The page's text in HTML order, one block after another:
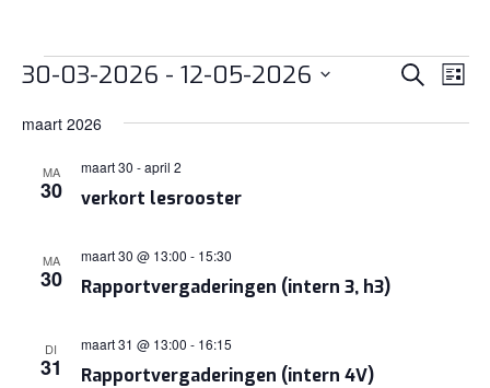
EVENEMENTEN Zoeken
Lijst
30-03-2026 - 12-05-2026
een
datum.
maart 2026
MA
30 verkort lesrooster
maart 30 -april 2
MA
30 Rapportvergaderingen (intern 3, h3)
maart 30 @ 13:00 - 15:30
DI
31 Rapportvergaderingen (intern 4V)
maart 31 @ 13:00 - 16:15